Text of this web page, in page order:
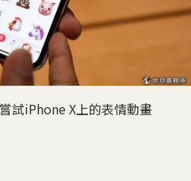
試iPhone X上的表情動畫